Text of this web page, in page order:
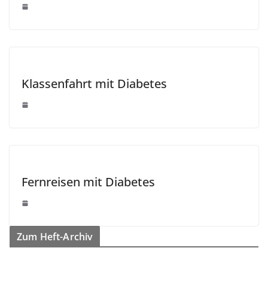
Klassenfahrt mit Diabetes
Fernreisen mit Diabetes
Zum Heft-Archiv